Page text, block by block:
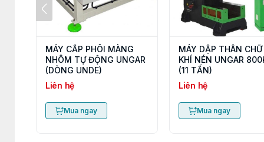
MÁY CẤP PHÔI MÀNG
NHÔM TỰ ĐỘNG UNGAR
(DÒNG UNDE)
Liên hệ
Mua ngay
MÁY DẬP THÂN CHỮ
KHÍ NÉN UNGAR
(11 TẤN)
Liên hệ
Mua ngay